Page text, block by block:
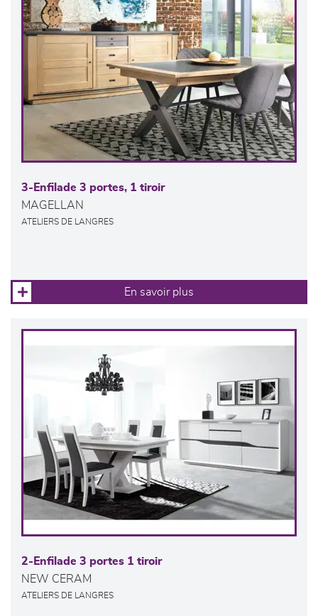
3-Enfilade 3 portes, 1 tiroir
MAGELLAN
ATELIERS DE LANGRES
En savoir plus
2-Enfilade 3 portes 1 tiroir
NEW CERAM
ATELIERS DE LANGRES